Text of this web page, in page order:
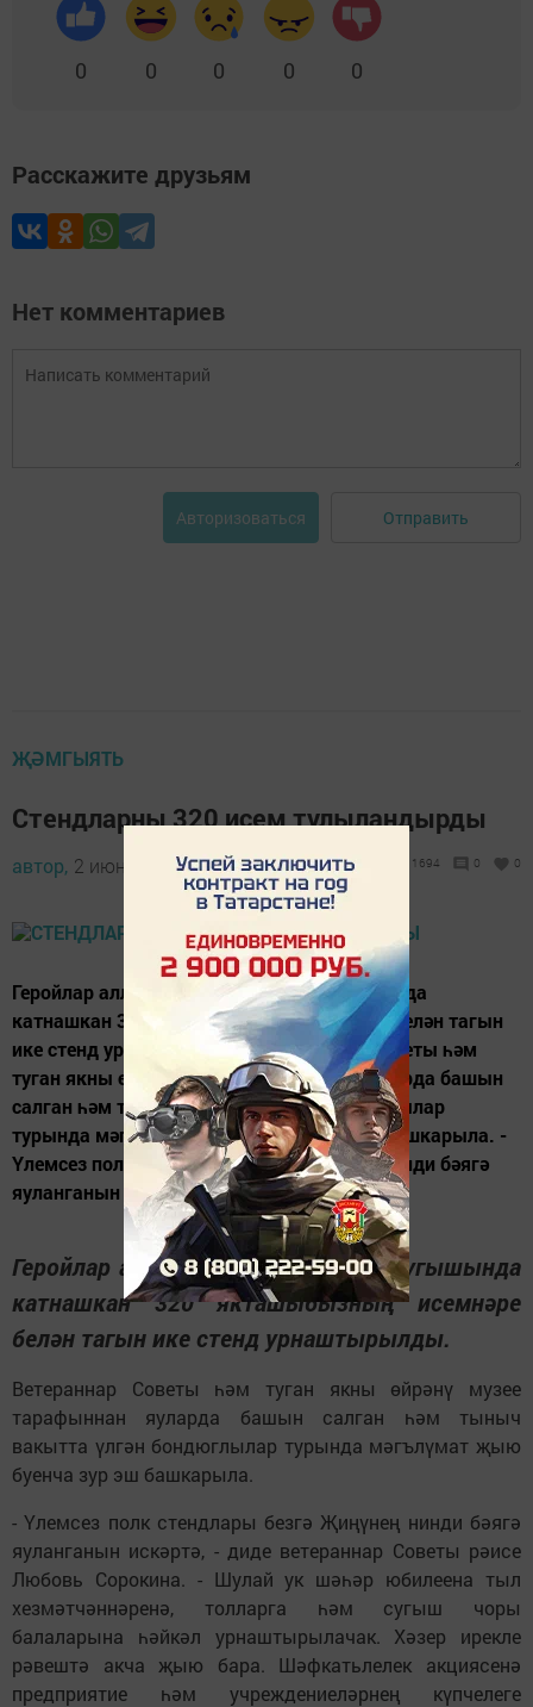
0 0 0 0 0
Расскажите друзьям
Нет комментариев
Авторизоваться Отправить
ҖӘМГЫЯТЬ
Стендларны 320 исем тулыландырды
автор, 2 июнь 2017 - 11:11 1694 0 0
Геройлар аллеясында Бөек Ватан сугышында
катнашкан 320 якташыбызның исемнәре белән тагын
ике стенд урнаштырылды. Ветераннар Советы һәм
туган якны өйрәнү музее тарафыннан яуларда башын
салган һәм тыныч вакытта үлгән бондюглылар
турында мәгълүмат җыю буенча зур эш башкарыла. -
Үлемсез полк стендлары безгә Җиңүнең нинди бәягә
яуланганын искәртә, - диде ветераннар...
Геройлар аллеясында Бөек Ватан сугышында
катнашкан 320 якташыбызның исемнәре
белән тагын ике стенд урнаштырылды.
Ветераннар Советы һәм туган якны өйрәнү музее
тарафыннан яуларда башын салган һәм тыныч
вакытта үлгән бондюглылар турында мәгълүмат җыю
буенча зур эш башкарыла.
- Үлемсез полк стендлары безгә Җиңүнең нинди бәягә
яуланганын искәртә, - диде ветераннар Советы рәисе
Любовь Сорокина. - Шулай ук шәһәр юбилеена тыл
хезмәтчәннәренә, толларга һәм сугыш чоры
балаларына һәйкәл урнаштырылачак. Хәзер ирекле
рәвештә акча җыю бара. Шәфкатьлелек акциясенә
предприятие һәм учреждениеләрнең күпчелеге